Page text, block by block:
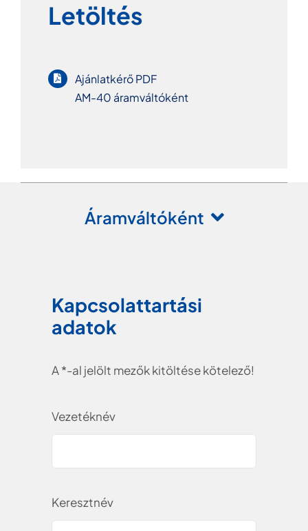
Letöltés
Ajánlatkérő PDF
AM-40 áramváltóként
Áramváltóként
Kapcsolattartási
adatok
A *-al jelölt mezők kitöltése kötelező!
Vezetéknév
Keresztnév